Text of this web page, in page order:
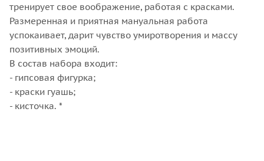
тренирует свое воображение, работая с красками.
Размеренная и приятная мануальная работа
успокаивает, дарит чувство умиротворения и массу
позитивных эмоций.
В состав набора входит:
- гипсовая фигурка;
- краски гуашь;
- кисточка. *